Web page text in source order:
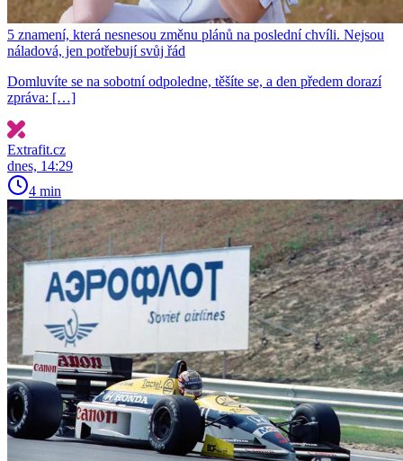
5 znamení, která nesnesou změnu plánů na poslední chvíli. Nejsou
náladová, jen potřebují svůj řád
Domluvíte se na sobotní odpoledne, těšíte se, a den předem dorazí
zpráva: […]
Extrafit.cz
dnes, 14:29
4 min